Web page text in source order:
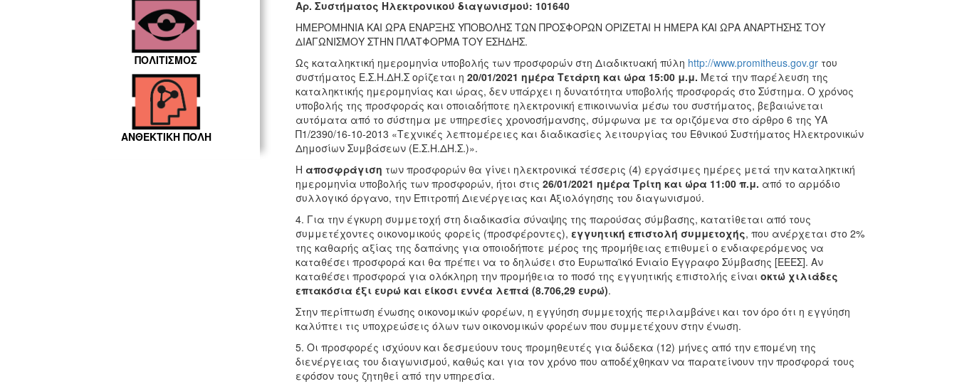
ΠΟΛΙΤΙΣΜΟΣ
ΑΝΘΕΚΤΙΚΗ ΠΟΛΗ
Αρ. Συστήματος Ηλεκτρονικού διαγωνισμού: 101640
ΗΜΕΡΟΜΗΝΙΑ ΚΑΙ ΩΡΑ ΕΝΑΡΞΗΣ ΥΠΟΒΟΛΗΣ ΤΩΝ ΠΡΟΣΦΟΡΩΝ ΟΡΙΖΕΤΑΙ Η ΗΜΕΡΑ ΚΑΙ ΩΡΑ ΑΝΑΡΤΗΣΗΣ ΤΟΥ
ΔΙΑΓΩΝΙΣΜΟΥ ΣΤΗΝ ΠΛΑΤΦΟΡΜΑ ΤΟΥ ΕΣΗΔΗΣ.
Ως καταληκτική ημερομηνία υποβολής των προσφορών στη Διαδικτυακή πύλη http://www.promitheus.gov.grτου
συστήματος Ε.Σ.Η.ΔΗ.Σ ορίζεται η 20/01/2021 ημέρα Τετάρτη και ώρα 15:00 μ.μ. Μετά την παρέλευση της
καταληκτικής ημερομηνίας και ώρας, δεν υπάρχει η δυνατότητα υποβολής προσφοράς στο Σύστημα. Ο χρόνος
υποβολής της προσφοράς και οποιαδήποτε ηλεκτρονική επικοινωνία μέσω του συστήματος, βεβαιώνεται
αυτόματα από το σύστημα με υπηρεσίες χρονοσήμανσης, σύμφωνα με τα οριζόμενα στο άρθρο 6 της ΥΑ
Π1/2390/16-10-2013 «Τεχνικές λεπτομέρειες και διαδικασίες λειτουργίας του Εθνικού Συστήματος Ηλεκτρονικών
Δημοσίων Συμβάσεων (Ε.Σ.Η.ΔΗ.Σ.)».
Η αποσφράγιση των προσφορών θα γίνει ηλεκτρονικά τέσσερις (4) εργάσιμες ημέρες μετά την καταληκτική
ημερομηνία υποβολής των προσφορών, ήτοι στις 26/01/2021 ημέρα Τρίτη και ώρα 11:00 π.μ. από το αρμόδιο
συλλογικό όργανο, την Επιτροπή Διενέργειας και Αξιολόγησης του διαγωνισμού.
4. Για την έγκυρη συμμετοχή στη διαδικασία σύναψης της παρούσας σύμβασης, κατατίθεται από τους
συμμετέχοντες οικονομικούς φορείς (προσφέροντες), εγγυητική επιστολή συμμετοχής, που ανέρχεται στο 2%
της καθαρής αξίας της δαπάνης για οποιοδήποτε μέρος της προμήθειας επιθυμεί ο ενδιαφερόμενος να
καταθέσει προσφορά και θα πρέπει να το δηλώσει στο Ευρωπαϊκό Ενιαίο Έγγραφο Σύμβασης [ΕΕΕΣ]. Αν
καταθέσει προσφορά για ολόκληρη την προμήθεια το ποσό της εγγυητικής επιστολής είναι οκτώ χιλιάδες
επτακόσια έξι ευρώ και είκοσι εννέα λεπτά (8.706,29 ευρώ).
Στην περίπτωση ένωσης οικονομικών φορέων, η εγγύηση συμμετοχής περιλαμβάνει και τον όρο ότι η εγγύηση
καλύπτει τις υποχρεώσεις όλων των οικονομικών φορέων που συμμετέχουν στην ένωση.
5. Οι προσφορές ισχύουν και δεσμεύουν τους προμηθευτές για δώδεκα (12) μήνες από την επομένη της
διενέργειας του διαγωνισμού, καθώς και για τον χρόνο που αποδέχθηκαν να παρατείνουν την προσφορά τους
εφόσον τους ζητηθεί από την υπηρεσία.